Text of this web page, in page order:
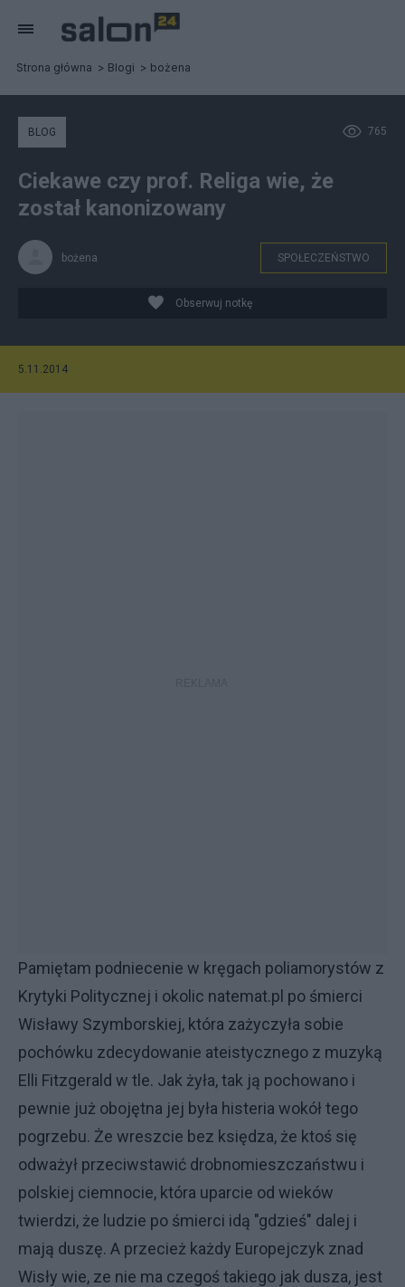
Strona główna Blogi bożena
765
BLOG
Ciekawe czy prof. Religa wie, że
został kanonizowany
bożena SPOŁECZEŃSTWO
Obserwuj notkę
5.11.2014
Pamiętam podniecenie w kręgach poliamorystów z
Krytyki Politycznej i okolic natemat.pl po śmierci
Wisławy Szymborskiej, która zażyczyła sobie
pochówku zdecydowanie ateistycznego z muzyką
Elli Fitzgerald w tle. Jak żyła, tak ją pochowano i
pewnie już obojętna jej była histeria wokół tego
pogrzebu. Że wreszcie bez księdza, że ktoś się
odważył przeciwstawić drobnomieszczaństwu i
polskiej ciemnocie, która uparcie od wieków
twierdzi, że ludzie po śmierci idą "gdzieś" dalej i
mają duszę. A przecież każdy Europejczyk znad
Wisły wie, ze nie ma czegoś takiego jak dusza, jest